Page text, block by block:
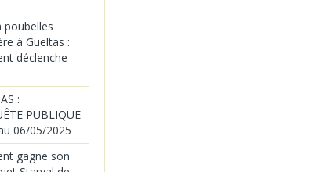
poubelles
à Gueltas :
déclenche
:
PUBLIQUE
06/05/2025
gagne son